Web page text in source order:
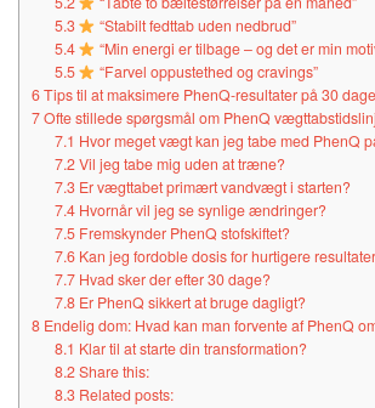
5.3
“Stabilt fedttab uden nedbrud”
5.4
“Min energi er tilbage – og det er min
5.5
“Farvel oppustethed og cravings”
6Tips til at maksimere PhenQ-resultater på 30 dage
7Ofte stillede spørgsmål om PhenQ
7.1 Hvor meget vægt kan jeg tabe med PhenQ
7.2Vil jeg tabe mig uden at træne?
7.3Er vægttabet primært vandvægt i starten?
7.4Hvornår vil jeg se synlige ændringer?
7.5Fremskynder PhenQ stofskiftet?
7.6Kan jeg fordoble dosis for hurtigere
7.7Hvad sker der efter 30 dage?
7.8Er PhenQ sikkert at bruge dagligt?
8 Endelig dom: Hvad kan man forvente af PhenQ
8.1 Klar til at starte din transformation?
8.2Share this:
8.3Related posts: